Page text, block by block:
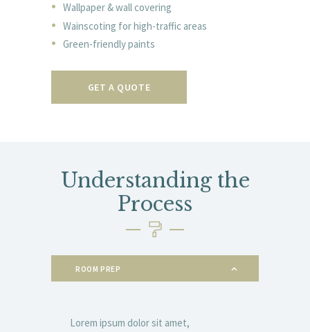
Wallpaper & wall covering
Wainscoting for high-traffic areas
Green-friendly paints
GET A QUOTE
Understanding the
Process
ROOM PREP
Lorem ipsum dolor sit amet,